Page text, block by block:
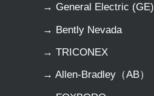
→ General Electric (GE)
→ Bently Nevada
→ TRICONEX
→ Allen-Bradley（AB）